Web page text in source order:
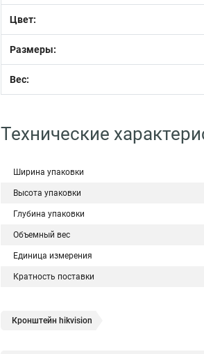
Цвет:
Размеры:
Вес:
Технические
Ширина упаковки
Высота упаковки
Глубина упаковки
Объемный вес
Единица измерения
Кратность поставки
Кронштейн hikvision